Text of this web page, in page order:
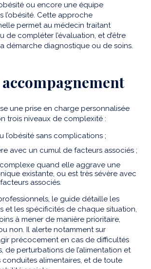
ou encore une équipe
l’obésité. Cette approche
permet au médecin traitant
de compléter l’évaluation, et d’être
démarche diagnostique ou de soins.
accompagnement
une prise en charge personnalisée
trois niveaux de complexité :
l’obésité sans complications ;
avec un cumul de facteurs associés ;
complexe quand elle aggrave une
existante, ou est très sévère avec
associés.
le guide détaille les
et les spécificités de chaque situation,
à mener de manière prioritaire,
non. Il alerte notamment sur
précocement en cas de difficultés
de perturbations de l’alimentation et
alimentaires, et de toute